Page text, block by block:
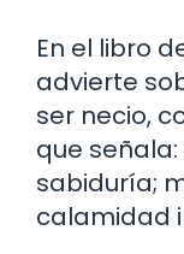
En el libro
advierte
ser necio,
que
sabiduría;
calamidad